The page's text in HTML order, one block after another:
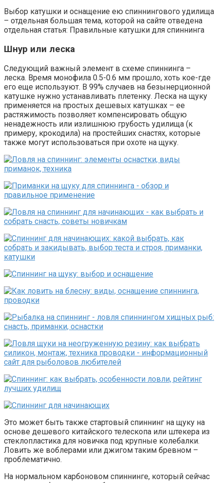
Выбор катушки и оснащение ею спиннингового удилища
– отдельная большая тема, которой на сайте отведена
отдельная статья: Правильные катушки для спиннинга
Шнур или леска
Следующий важный элемент в схеме спиннинга –
леска. Время монофила 0.5-0.6 мм прошло, хоть кое-где
его еще используют. В 99% случаев на безынерционной
катушке нужно устанавливать плетенку. Леска на щуку
применяется на простых дешевых катушках – ее
растяжимость позволяет компенсировать общую
ненадежность или излишнюю грубость удилища (к
примеру, крокодила) на простейших снастях, которые
также могут использоваться при охоте на щуку.
Это может быть также стартовый спиннинг на щуку на
основе дешевого китайского телескопа или штекера из
стеклопластика для новичка под крупные колебалки.
Ловить же воблерами или джигом таким бревном –
проблематично.
На нормальном карбоновом спиннинге, который сейчас